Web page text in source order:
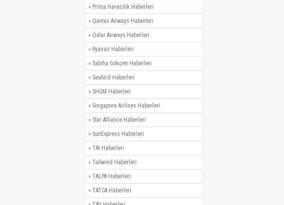
» Prima Havacılık Haberleri
» Qantas Airways Haberleri
» Qatar Airways Haberleri
» Ryanair Haberleri
» Sabiha Gökçen Haberleri
» Seabird Haberleri
» SHGM Haberleri
» Singapore Airlines Haberleri
» Star Alliance Haberleri
» SunExpress Haberleri
» TAI Haberleri
» Tailwind Haberleri
» TALPA Haberleri
» TATCA Haberleri